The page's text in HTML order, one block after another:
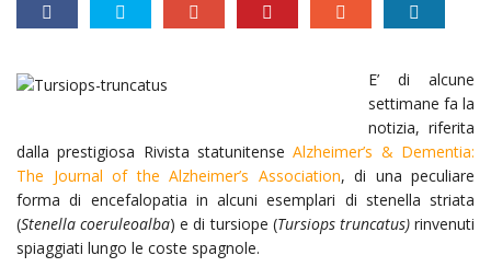
E’ di alcune
settimane fa la
notizia, riferita
dalla prestigiosa Rivista statunitenseAlzheimer’s & Dementia:
The Journal of the Alzheimer’s Association, di una peculiare
forma di encefalopatia in alcuni esemplari di stenella striata
(Stenella coeruleoalba) e di tursiope (Tursiops truncatus)rinvenuti
spiaggiati lungo le coste spagnole.